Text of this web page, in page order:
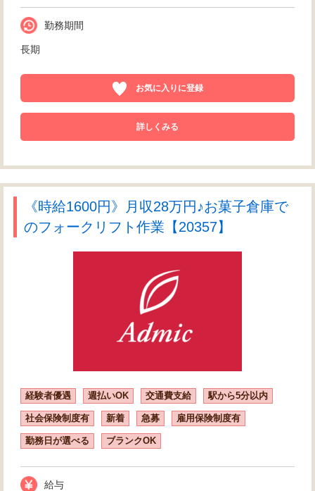
勤務期間
長期
お気に入りに登録
詳しくみる
《時給1600円》月収28万円♪お菓子倉庫で
のフォークリフト作業【20357】
経験者優遇 週払いOK 交通費支給 駅から5分以内
社会保険制度有 新着 急募 雇用保険制度有
勤務日が選べる ブランクOK
給与